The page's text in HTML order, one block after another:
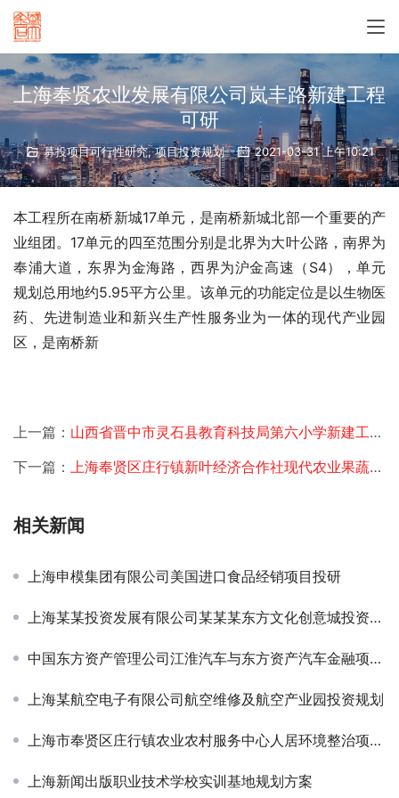
上海奉贤农业发展有限公司岚丰路新建工程
可研
募投项目可行性研究,项目投资规划 2021-03-31 上午10:21
本工程所在南桥新城17单元，是南桥新城北部一个重要的产
业组团。17单元的四至范围分别是北界为大叶公路，南界为
奉浦大道，东界为金海路，西界为沪金高速（S4），单元
规划总用地约5.95平方公里。该单元的功能定位是以生物医
药、先进制造业和新兴生产性服务业为一体的现代产业园
区，是南桥新
上一篇： 山西省晋中市灵石县教育科技局第六小学新建工程可研
下一篇： 上海奉贤区庄行镇新叶经济合作社现代农业果蔬科技创新中心可研
相关新闻
上海申模集团有限公司美国进口食品经销项目投研
上海某某投资发展有限公司某某某东方文化创意城投资规划
中国东方资产管理公司江淮汽车与东方资产汽车金融项目可研
上海某航空电子有限公司航空维修及航空产业园投资规划
上海市奉贤区庄行镇农业农村服务中心人居环境整治项目可研
上海新闻出版职业技术学校实训基地规划方案